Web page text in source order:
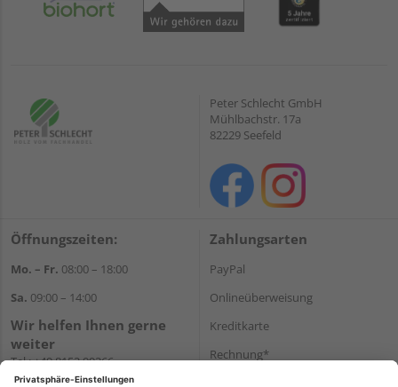
Peter Schlecht GmbH
Mühlbachstr. 17a
82229 Seefeld
Öffnungszeiten:
Mo. – Fr. 08:00 – 18:00
Sa. 09:00 – 14:00
Wir helfen Ihnen gerne
weiter
Tel.:+49 8152 99266
E-Mail:shop@schlecht.de
Zahlungsarten
PayPal
Onlineüberweisung
Kreditkarte
Rechnung*